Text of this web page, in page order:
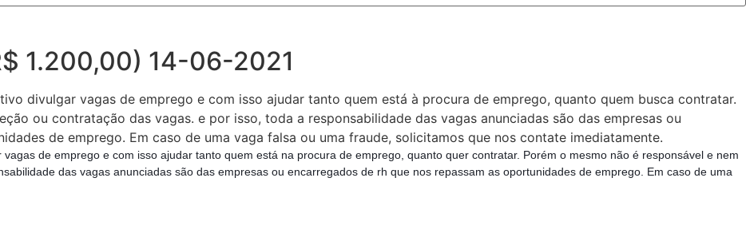
1.200,00) 14-06-2021
divulgar vagas de emprego e com isso ajudar tanto quem está à procura de emprego, quanto quem busca contratar.
ou contratação das vagas. e por isso, toda a responsabilidade das vagas anunciadas são das empresas ou
de emprego. Em caso de uma vaga falsa ou uma fraude, solicitamos que nos contate imediatamente.
de emprego e com isso ajudar tanto quem está na procura de emprego, quanto quer contratar. Porém o mesmo não é responsável e nem
das vagas anunciadas são das empresas ou encarregados de rh que nos repassam as oportunidades de emprego. Em caso de uma